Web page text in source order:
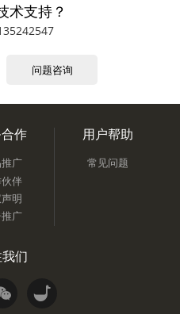
术支持？
问题咨询
作
广
伴
明
广
用户帮助
常见问题
们